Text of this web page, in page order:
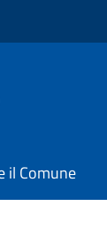
il Comune